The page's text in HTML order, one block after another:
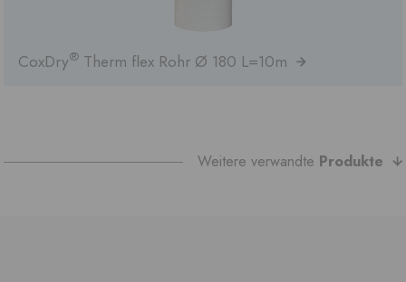
CoxDry® Therm flex Rohr Ø 180 L=10m
Weitere verwandte Produkte